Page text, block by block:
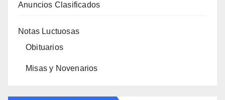
Anuncios Clasificados
Notas Luctuosas
Obituarios
Misas y Novenarios